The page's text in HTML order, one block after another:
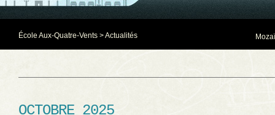
École Aux-Quatre-Vents >Actualités
OCTOBRE 2025